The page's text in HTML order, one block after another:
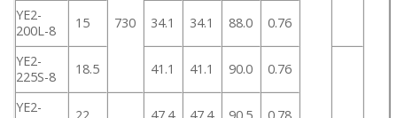
730
YE2-
200L-8
15 34.1 34.1 88.0 0.76
YE2-
225S-8
18.5 41.1 41.1 90.0 0.76
YE2-